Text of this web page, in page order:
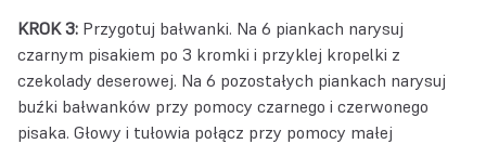
KROK 3: Przygotuj bałwanki. Na 6 piankach narysuj
czarnym pisakiem po 3 kromki i przyklej kropelki z
czekolady deserowej. Na 6 pozostałych piankach narysuj
buźki bałwanków przy pomocy czarnego i czerwonego
pisaka. Głowy i tułowia połącz przy pomocy małej